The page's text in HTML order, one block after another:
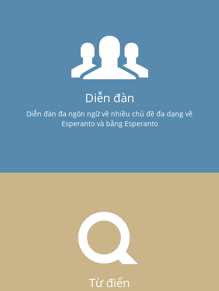
Diễn đàn
Diễn đàn đa ngôn ngữ về nhiều chủ đề đa dạng về
Esperanto và bằng Esperanto
Từ điển